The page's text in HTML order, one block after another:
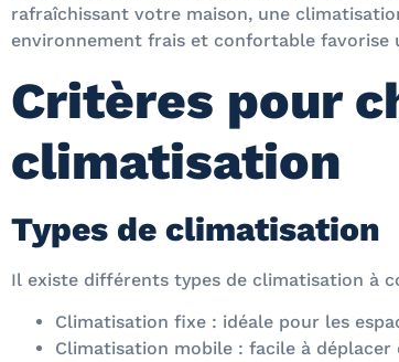
rafraîchissant votre maison, une
environnement frais et confortable favorise
Critères pour
climatisation
Types de climatisation
Il existe différents types de climatisation à
Climatisation fixe : idéale pour les
Climatisation mobile : facile à déplacer